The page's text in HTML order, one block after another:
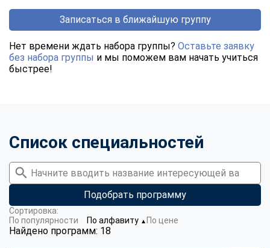
Записаться в ближайшую группу
Нет времени ждать набора группы? Оставьте заявку
без набора группы и мы поможем вам начать учиться
быстрее!
Список специальностей
Подобрать программу
Найдено программ: 18
Сортировка:
По популярности
По алфавиту ▼ По цене